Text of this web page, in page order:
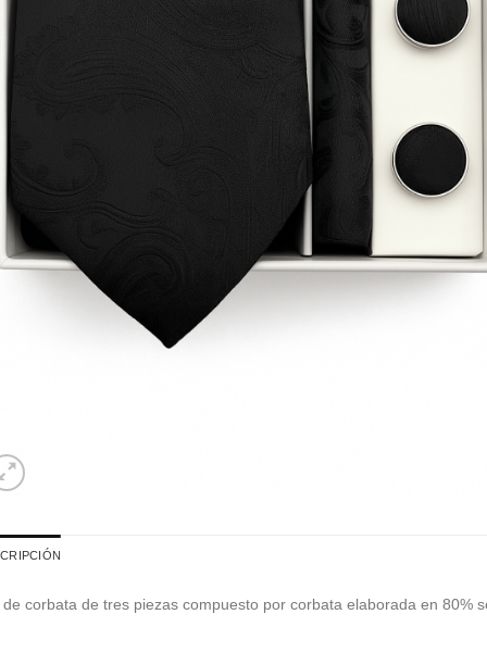
corbata de tres piezas compuesto por corbata elaborada en 80%